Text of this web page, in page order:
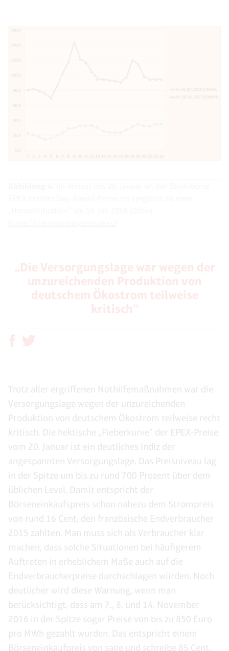
Trotz aller ergriffenen Nothilfemaßnahmen war die
Versorgungslage wegen der unzureichenden
Produktion von deutschem Ökostrom teilweise recht
kritisch. Die hektische „Fieberkurve“ der EPEX-Preise
vom 20. Januar ist ein deutliches Indiz der
angespannten Versorgungslage. Das Preisniveau lag
in der Spitze um bis zu rund 700 Prozent über dem
üblichen Level. Damit entspricht der
Börseneinkaufspreis schon nahezu dem Strompreis
von rund 16 Cent, den französische Endverbraucher
2015 zahlten. Man muss sich als Verbraucher klar
machen, dass solche Situationen bei häufigerem
Auftreten in erheblichem Maße auch auf die
Endverbraucherpreise durchschlagen würden. Noch
deutlicher wird diese Warnung, wenn man
berücksichtigt, dass am 7., 8. und 14. November
2016 in der Spitze sogar Preise von bis zu 850 Euro
pro MWh gezahlt wurden. Das entspricht einem
Börseneinkaufpreis von sage und schreibe 85 Cent.